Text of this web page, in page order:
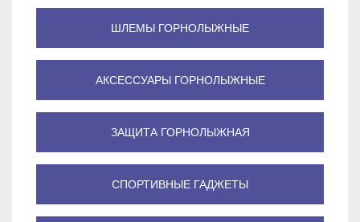
ШЛЕМЫ ГОРНОЛЫЖНЫЕ
АКСЕССУАРЫ ГОРНОЛЫЖНЫЕ
ЗАЩИТА ГОРНОЛЫЖНАЯ
СПОРТИВНЫЕ ГАДЖЕТЫ